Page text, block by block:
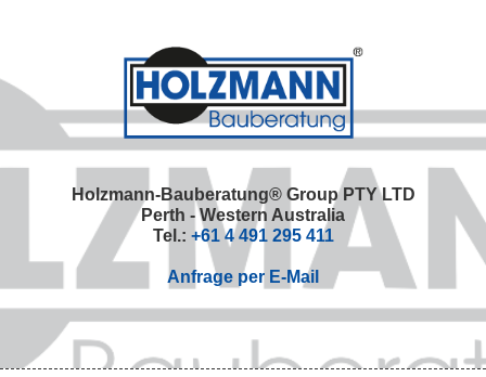
navigation
content
sidebar
Holzmann-Bauberatung® Group PTY LTD
Perth - Western Australia
Tel.: +61 4 491 295 411
Anfrage per E-Mail